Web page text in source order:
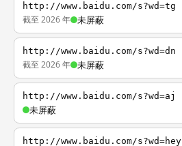
http://www.baidu.com/s?wd=tg
截至 2026 年 未屏蔽
http://www.baidu.com/s?wd=dn
截至 2026 年 未屏蔽
http://www.baidu.com/s?wd=aj
未屏蔽
http://www.baidu.com/s?wd=hey